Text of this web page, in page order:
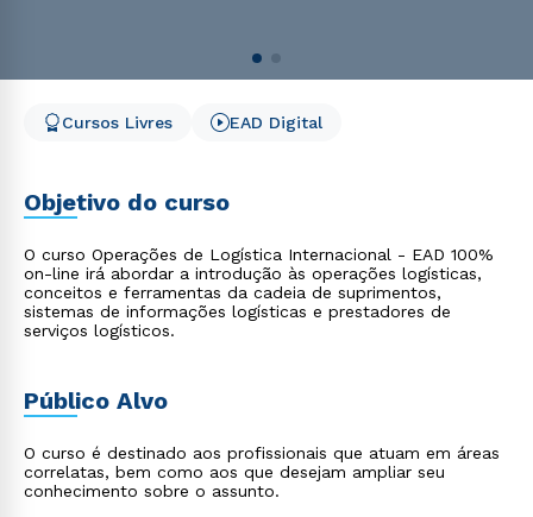
Cursos Livres EAD Digital
Objetivo do curso
O curso Operações de Logística Internacional - EAD 100%
on-line irá abordar a introdução às operações logísticas,
conceitos e ferramentas da cadeia de suprimentos,
sistemas de informações logísticas e prestadores de
serviços logísticos.
Público Alvo
O curso é destinado aos profissionais que atuam em áreas
correlatas, bem como aos que desejam ampliar seu
conhecimento sobre o assunto.